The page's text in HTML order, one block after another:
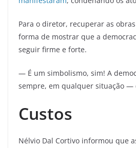
Para o diretor, recuperar as
forma de mostrar que a
seguir firme e forte.
— É um simbolismo, sim! A
sempre, em qualquer situação —
Custos
Nélvio Dal Cortivo informou que